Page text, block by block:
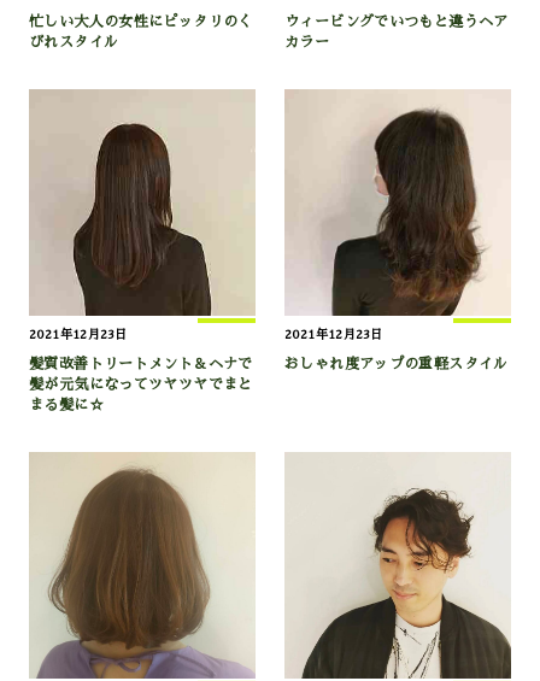
忙しい大人の女性にピッタリのく
びれスタイル
ウィービングでいつもと違うヘア
カラー
2021年12月23日
髪質改善トリートメント＆ヘナで
髪が元気になってツヤツヤでまと
まる髪に☆
2021年12月23日
おしゃれ度アップの重軽スタイル